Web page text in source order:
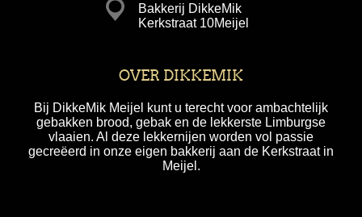
Bakkerij DikkeMik
Kerkstraat 10Meijel
OVER DIKKEMIK
Bij DikkeMik Meijel kunt u terecht voor ambachtelijk
gebakken brood, gebak en de lekkerste Limburgse
vlaaien. Al deze lekkernijen worden vol passie
gecreëerd in onze eigen bakkerij aan de Kerkstraat in
Meijel.